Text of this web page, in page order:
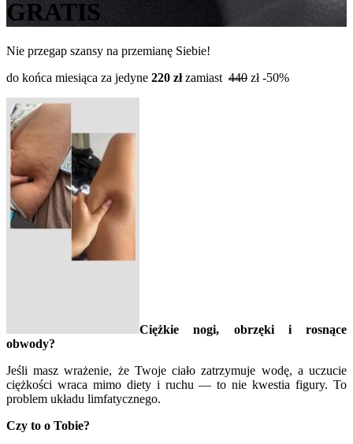
GRATIS
Nie przegap szansy na przemianę Siebie!
do końca miesiąca za jedyne 220 złzamiast 440 zł -50%
Ciężkie nogi, obrzęki i rosnące
obwody?
Jeśli masz wrażenie, że Twoje ciało zatrzymuje wodę, a uczucie
ciężkości wraca mimo diety i ruchu — to nie kwestia figury. To
problem układu limfatycznego.
Czy to o Tobie?